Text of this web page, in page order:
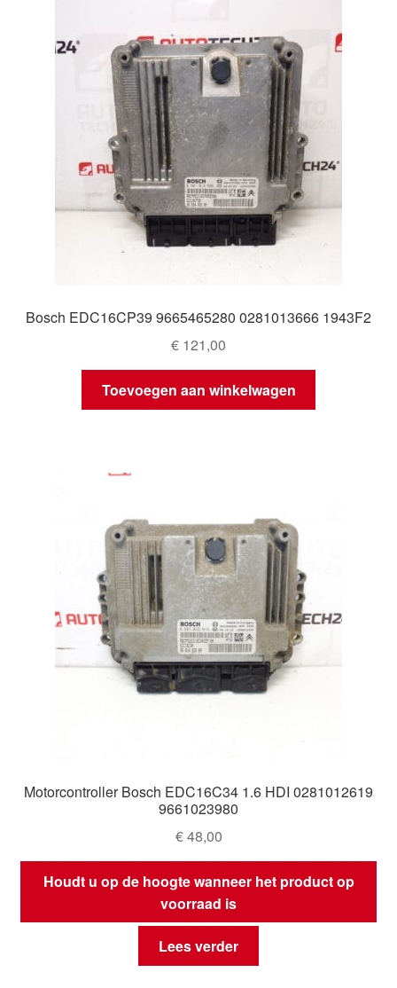
Bosch EDC16CP39 9665465280 0281013666 1943F2
€ 121,00
Toevoegen aan winkelwagen
Motorcontroller Bosch EDC16C34 1.6 HDI 0281012619
9661023980
€48,00
Houdt u op de hoogte wanneer het product op
voorraad is
Lees verder